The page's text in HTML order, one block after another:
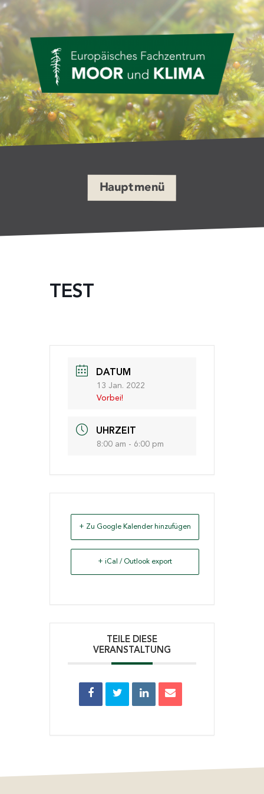
Weiter
zum
Inhalt
der
Seite
EUROPISCHES
FACHZENTRUM MOOR
EFMK
Hauptmenü
TEST
DATUM
13 Jan. 2022
Vorbei!
UHRZEIT
8:00 am - 6:00 pm
+ Zu Google Kalender hinzufügen
+ iCal / Outlook export
TEILE DIESE
VERANSTALTUNG